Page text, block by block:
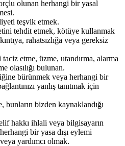
olunan herhangi bir yasal
teşvik etmek.
tehdit etmek, kötüye kullanmak
rahatsızlığa veya gereksiz
etme, üzme, utandırma, alarma
olasılığı bulunan.
bürünmek veya herhangi bir
yanlış tanıtmak için
bunların bizden kaynaklandığı
hakkı ihlali veya bilgisayarın
bir yasa dışı eylemi
yardımcı olmak.